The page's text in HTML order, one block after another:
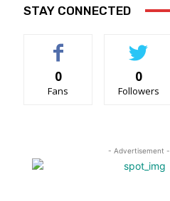
STAY CONNECTED
0
Fans
0
Followers
- Advertisement -